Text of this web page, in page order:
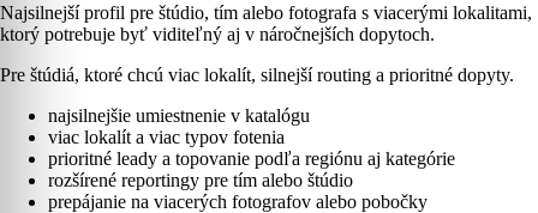
Najsilnejší profil pre štúdio, tím alebo fotografa s viacerými lokalitami,
ktorý potrebuje byť viditeľný aj v náročnejších dopytoch.
Pre štúdiá, ktoré chcú viac lokalít, silnejší routing a prioritné dopyty.
najsilnejšie umiestnenie v katalógu
viac lokalít a viac typov fotenia
prioritné leady a topovanie podľa regiónu aj kategórie
rozšírené reportingy pre tím alebo štúdio
prepájanie na viacerých fotografov alebo pobočky